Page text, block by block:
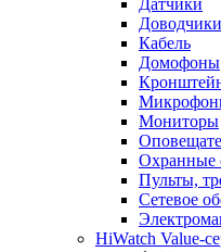
Датчики
Кабель
Домофоны
Мониторы
Охранные
Пульты,
Сетевое
HiWatch Value-